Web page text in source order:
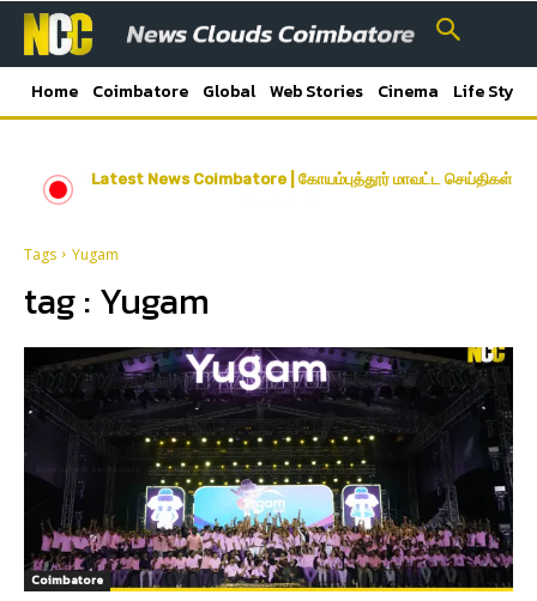
Home Coimbatore Global Web Stories Cinema Life Style
Latest News Coimbatore | கோயம்புத்தூர் மாவட்ட செய்திகள்
Tags Yugam
tag : Yugam
Coimbatore